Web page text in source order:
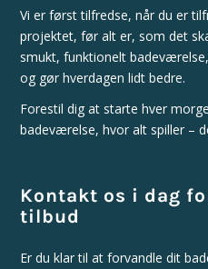
Vi er først tilfredse, når du er
projektet, før alt er, som det
smukt, funktionelt
og gør hverdagen lidt bedre.
Forestil dig at starte hver
badeværelse, hvor alt spiller –
Kontakt os i dag
tilbud
Er du klar til at forvandle dit